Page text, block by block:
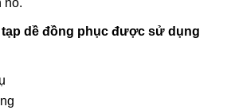
nó.
tạp dề đồng phục được sử dụng